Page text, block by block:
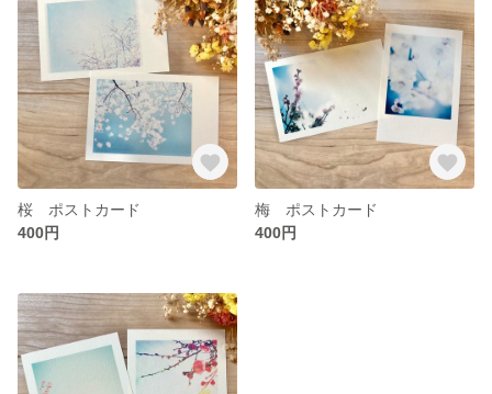
桜 ポストカード
400円
梅 ポストカード
400円